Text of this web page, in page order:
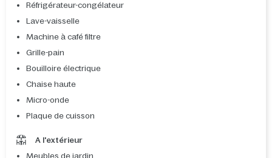
Réfrigérateur-congélateur
Lave-vaisselle
Machine à café filtre
Grille-pain
Bouilloire électrique
Chaise haute
Micro-onde
Plaque de cuisson
A l'extérieur
Meubles de jardin